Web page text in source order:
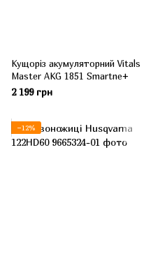
Кущоріз акумуляторний Vitals
Master AKG 1851 Smartne+
2 199 грн
−12%